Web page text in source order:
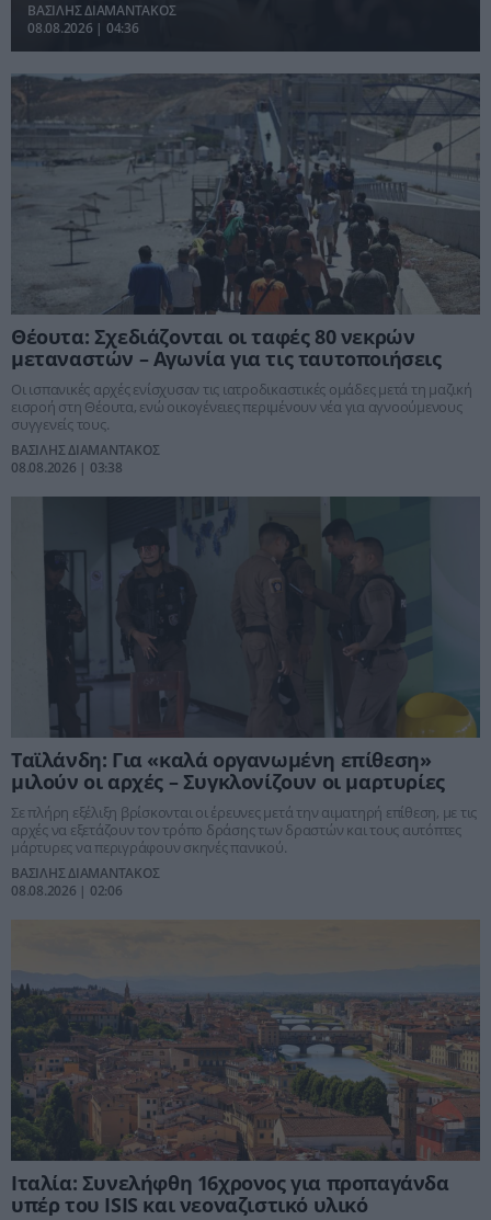
ΒΑΣΙΛΗΣ ΔΙΑΜΑΝΤΑΚΟΣ
08.08.2026 | 04:36
Θέουτα: Σχεδιάζονται οι ταφές 80 νεκρών
μεταναστών – Αγωνία για τις ταυτοποιήσεις
Οι ισπανικές αρχές ενίσχυσαν τις ιατροδικαστικές ομάδες μετά τη μαζική
εισροή στη Θέουτα, ενώ οικογένειες περιμένουν νέα για αγνοούμενους
συγγενείς τους.
ΒΑΣΙΛΗΣ ΔΙΑΜΑΝΤΑΚΟΣ
08.08.2026 | 03:38
Ταϊλάνδη: Για «καλά οργανωμένη επίθεση»
μιλούν οι αρχές – Συγκλονίζουν οι μαρτυρίες
Σε πλήρη εξέλιξη βρίσκονται οι έρευνες μετά την αιματηρή επίθεση, με τις
αρχές να εξετάζουν τον τρόπο δράσης των δραστών και τους αυτόπτες
μάρτυρες να περιγράφουν σκηνές πανικού.
ΒΑΣΙΛΗΣ ΔΙΑΜΑΝΤΑΚΟΣ
08.08.2026 | 02:06
Ιταλία: Συνελήφθη 16χρονος για προπαγάνδα
υπέρ του ISIS και νεοναζιστικό υλικό